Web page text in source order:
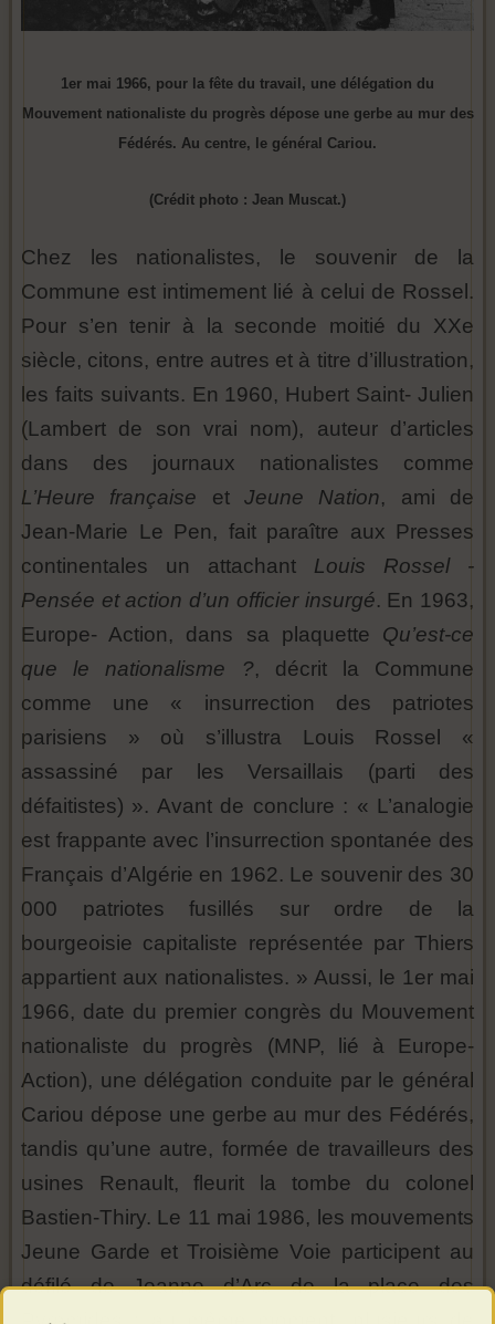
1er mai 1966, pour la fête du travail, une délégation du
Mouvement nationaliste du progrès dépose une gerbe au mur des
Fédérés. Au centre, le général Cariou.
(Crédit photo : Jean Muscat.)
Chez les nationalistes, le souvenir de la
Commune est intimement lié à celui de Rossel.
Pour s’en tenir à la seconde moitié du XXe
siècle, citons, entre autres et à titre d’illustration,
les faits suivants. En 1960, Hubert Saint- Julien
(Lambert de son vrai nom), auteur d’articles
dans des journaux nationalistes comme
L’Heure française etJeune Nation, ami de
Jean-Marie Le Pen, fait paraître aux Presses
continentales un attachant Louis Rossel -
Pensée et action d’un officier insurgé. En 1963,
Europe- Action, dans sa plaquette Qu’est-ce
que le nationalisme
?, décrit la Commune
comme une « insurrection des patriotes
parisiens » où s’illustra Louis Rossel «
assassiné par les Versaillais (parti des
défaitistes) ». Avant de conclure : « L’analogie
est frappante avec l’insurrection spontanée des
Français d’Algérie en 1962. Le souvenir des 30
000 patriotes fusillés sur ordre de la
bourgeoisie capitaliste représentée par Thiers
appartient aux nationalistes. » Aussi, le 1er mai
1966, date du premier congrès du Mouvement
nationaliste du progrès (MNP, lié à Europe-
Action), une délégation conduite par le général
Cariou dépose une gerbe au mur des Fédérés,
tandis qu’une autre, formée de travailleurs des
usines Renault, fleurit la tombe du colonel
Bastien-Thiry. Le 11 mai 1986, les mouvements
Jeune Garde et Troisième Voie participent au
défilé de Jeanne d’Arc de la place des